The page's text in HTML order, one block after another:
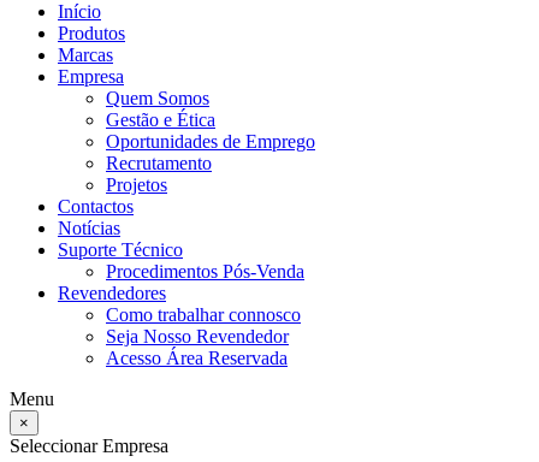
Início
Produtos
Marcas
Empresa
Quem Somos
Gestão e Ética
Oportunidades de Emprego
Recrutamento
Projetos
Contactos
Notícias
Suporte Técnico
Procedimentos Pós-Venda
Revendedores
Como trabalhar connosco
Seja Nosso Revendedor
Acesso Área Reservada
Menu
×
Seleccionar Empresa